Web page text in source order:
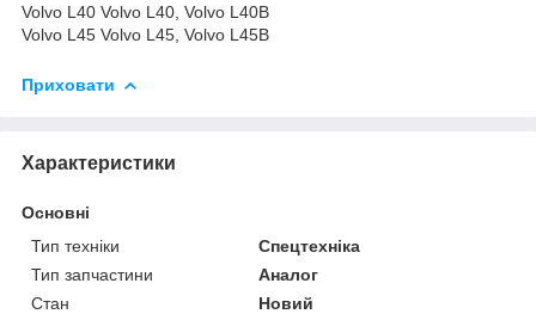
Volvo L40 Volvo L40, Volvo L40B
Volvo L45 Volvo L45, Volvo L45B
Приховати
Характеристики
Основні
Тип техніки
Спецтехніка
Тип запчастини
Аналог
Стан
Новий